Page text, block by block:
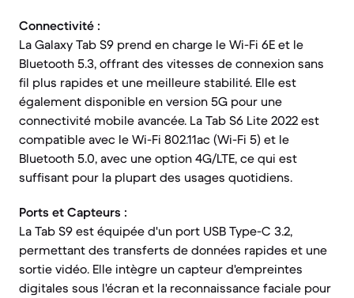
Connectivité :
La Galaxy Tab S9 prend en charge le Wi-Fi 6E et le
Bluetooth 5.3, offrant des vitesses de connexion sans
fil plus rapides et une meilleure stabilité. Elle est
également disponible en version 5G pour une
connectivité mobile avancée. La Tab S6 Lite 2022 est
compatible avec le Wi-Fi 802.11ac (Wi-Fi 5) et le
Bluetooth 5.0, avec une option 4G/LTE, ce qui est
suffisant pour la plupart des usages quotidiens.
Ports et Capteurs :
La Tab S9 est équipée d'un port USB Type-C 3.2,
permettant des transferts de données rapides et une
sortie vidéo. Elle intègre un capteur d'empreintes
digitales sous l'écran et la reconnaissance faciale pour